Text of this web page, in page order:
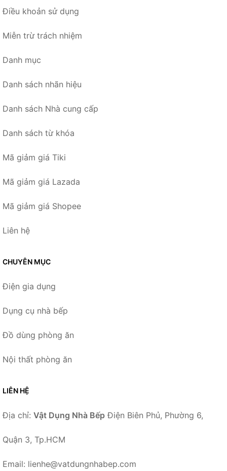
Điều khoản sử dụng
Miễn trừ trách nhiệm
Danh mục
Danh sách nhãn hiệu
Danh sách Nhà cung cấp
Danh sách từ khóa
Mã giảm giá Tiki
Mã giảm giá Lazada
Mã giảm giá Shopee
Liên hệ
CHUYÊN MỤC
Điện gia dụng
Dụng cụ nhà bếp
Đồ dùng phòng ăn
Nội thất phòng ăn
LIÊN HỆ
Địa chỉ: Vật Dụng Nhà Bếp Điện Biên Phủ, Phường 6,
Quận 3, Tp.HCM
Email: lienhe@vatdungnhabep.com